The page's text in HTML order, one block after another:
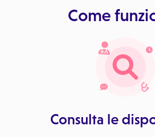
Come
Consulta le